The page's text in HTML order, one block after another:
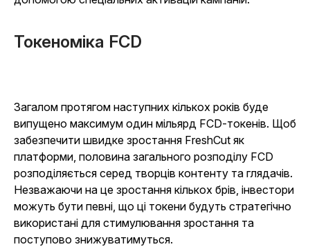
Токеноміка FCD
Загалом протягом наступних кількох років буде
випущено максимум один мільярд FCD-токенів. Щоб
забезпечити швидке зростання FreshCut як
платформи, половина загального розподілу FCD
розподіляється серед творців контенту та глядачів.
Незважаючи на це зростання кількох брів, інвестори
можуть бути певні, що ці токени будуть стратегічно
використані для стимулювання зростання та
поступово знижуватимуться.